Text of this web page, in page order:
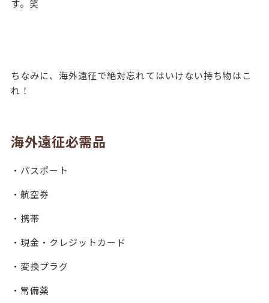
す。笑
ちなみに、海外遠征で絶対忘れてはいけない持ち物はこ
れ！
海外遠征必需品
・パスポート
・航空券
・携帯
・現金・クレジットカード
・変換プラグ
・常備薬